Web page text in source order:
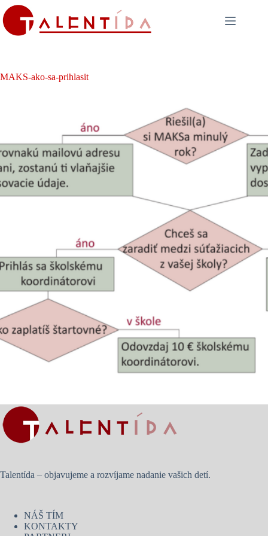
Skip
to
content
MAKS-ako-sa-prihlasit
Talentída – objavujeme a rozvíjame nadanie vašich detí.
NÁŠ TÍM
KONTAKTY